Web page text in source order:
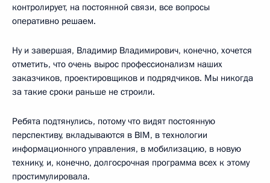
контролирует, на постоянной связи, все вопросы
оперативно решаем.
Ну и завершая, Владимир Владимирович, конечно, хочется
отметить, что очень вырос профессионализм наших
заказчиков, проектировщиков и подрядчиков. Мы никогда
за такие сроки раньше не строили.
Ребята подтянулись, потому что видят постоянную
перспективу, вкладываются в BIM, в технологии
информационного управления, в мобилизацию, в новую
технику, и, конечно, долгосрочная программа всех к этому
простимулировала.